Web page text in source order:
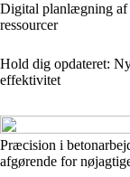
Digital planlægning af
ressourcer
Hold dig opdateret:
effektivitet
Præcision i
afgørende for